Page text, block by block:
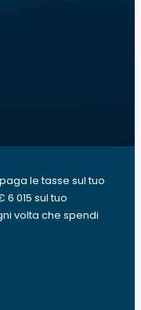
le tasse sul tuo
015 sul tuo
volta che spendi